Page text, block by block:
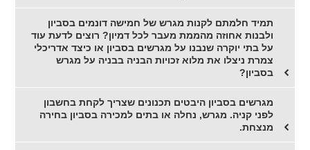
תמיד חלמתם לקנות מגרש של חמישה דונמים בסביון
ולבנות אחוזה מהממת מעבר לכל דמיון? רוצים לדעת עוד
על בתי יוקרה שנבנו על מגרשים בסביון או כיצד אדריכלי
צמרת ניצלו את מלוא זכויות הבניה בבניה על מגרש
בסביון?
מגרשים בסביון היבטים תכנונים שצריך לקחת בחשבון
לפני קניה. מגרש, נחלה או בתים למכירה בסביון בחירה
מנצחת.